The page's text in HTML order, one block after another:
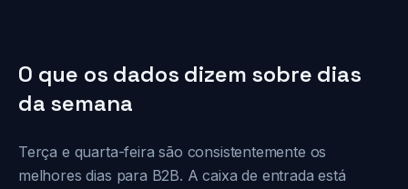
O que os dados dizem sobre dias
da semana
Terça e quarta-feira são consistentemente os
melhores dias para B2B. A caixa de entrada está